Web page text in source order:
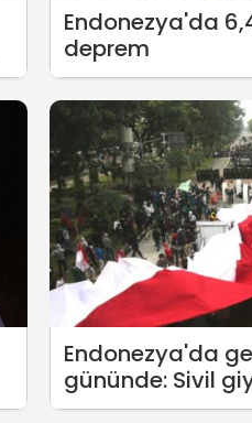
Endonezya'da
deprem
Endonezya'da
gününde: Sivil
çeteler halka